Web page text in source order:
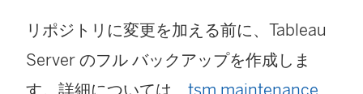
リポジトリに変更を加える前に、 Tableau
Server のフル バックアップを作成しま
す。詳細については、 tsm maintenance